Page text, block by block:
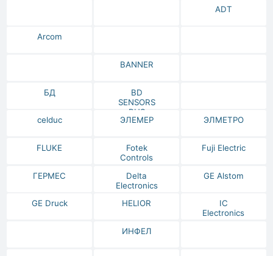
ADT
Arcom
BANNER
БД
BD
SENSORS
RUS
celduc
ЭЛЕМЕР ЭЛМЕТРО
FLUKE
Fotek
Controls
Fuji Electric
ГЕРМЕС
Delta
Electronics
GE Alstom
GE Druck HELIOR
IC
Electronics
ИНФЕЛ